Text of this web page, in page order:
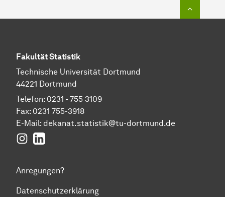
Fakultät Statistik
Technische Universität Dortmund
44221 Dortmund
Telefon: 0231 - 755 3109
Fax: 0231 755-3918
E-Mail: dekanat.statistik@tu-dortmund.de
Instagram
LinkedIn
Anregungen?
Datenschutzerklärung